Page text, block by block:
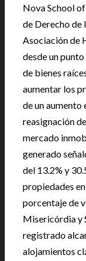
Nova School
de Derecho de
Asociación de
desde un
de bienes
aumentar los
de un aumento
reasignación
mercado
generado
del 13.2% y
propiedades
porcentaje de
Misericórdia y
registrado
alojamientos